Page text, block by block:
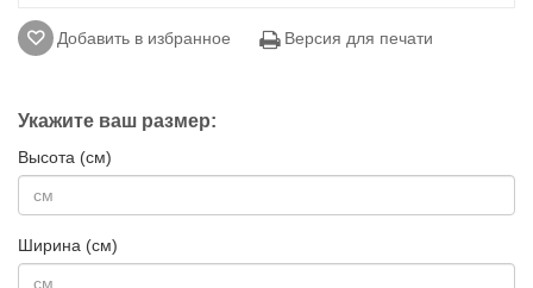
Добавить в избранное Версия для печати
Укажите ваш размер:
Высота (см)
Ширина (см)